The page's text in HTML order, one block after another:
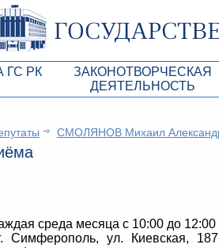
ГС РК
РК
ГС РК
ЗАКОНОТВОРЧЕСКАЯ
ДЕЯТЕЛЬНОСТЬ
Бюджет Республики
Независимая
СМОЛЯНОВ Михаил
среда месяца с 10:00 до 12:00
Симферополь, ул. Киевская,